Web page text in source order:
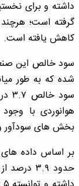
داشته و برای
گرفته است؛
کاهش یافته است.
هوانوردی با
بخش های سودآور